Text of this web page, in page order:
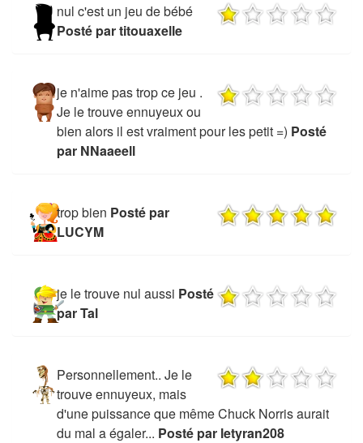
nul c'est un jeu de bébé
Posté par titouaxelle
je n'aime pas trop ce jeu .
Je le trouve ennuyeux ou
bien alors il est vraiment pour les petit =) Posté
par NNaaeell
trop bien Posté par
LUCYM
je le trouve nul aussi Posté
par Tal
Personnellement.. Je le
trouve ennuyeux, mais
d'une puissance que même Chuck Norris aurait
du mal a égaler... Posté par letyran208